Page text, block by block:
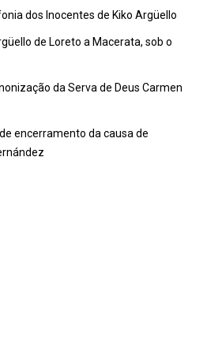
dos Inocentes de Kiko Argüello
de Loreto a Macerata, sob o
da Serva de Deus Carmen
encerramento da causa de